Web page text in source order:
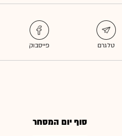
סוף יום המסחר